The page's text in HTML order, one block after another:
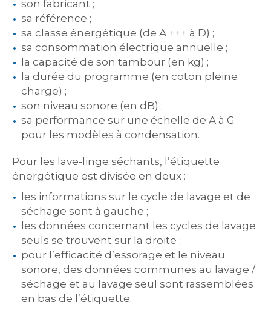
son fabricant ;
sa référence ;
sa classe énergétique (de A +++ à D) ;
sa consommation électrique annuelle ;
la capacité de son tambour (en kg) ;
la durée du programme (en coton pleine
charge) ;
son niveau sonore (en dB) ;
sa performance sur une échelle de A à G
pour les modèles à condensation.
Pour les lave-linge séchants, l’étiquette
énergétique est divisée en deux :
les informations sur le cycle de lavage et de
séchage sont à gauche ;
les données concernant les cycles de lavage
seuls se trouvent sur la droite ;
pour l’efficacité d’essorage et le niveau
sonore, des données communes au lavage /
séchage et au lavage seul sont rassemblées
en bas de l’étiquette.